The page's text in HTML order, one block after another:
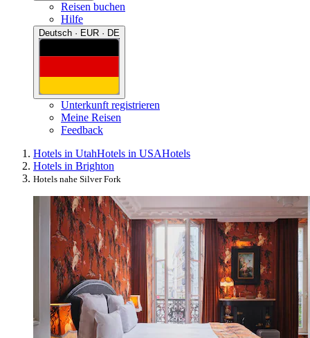
Reisen buchen
Hilfe
Deutsch · EUR · DE
Unterkunft registrieren
Meine Reisen
Feedback
Hotels in UtahHotels in USAHotels
Hotels in Brighton
Hotels nahe Silver Fork